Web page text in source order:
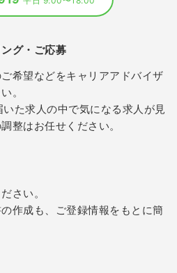
グ・ご応募
希望などをキャリアアドバイザ
。
た求人の中で気になる求人が見
整はお任せください。
さい。
作成も、ご登録情報をもとに簡